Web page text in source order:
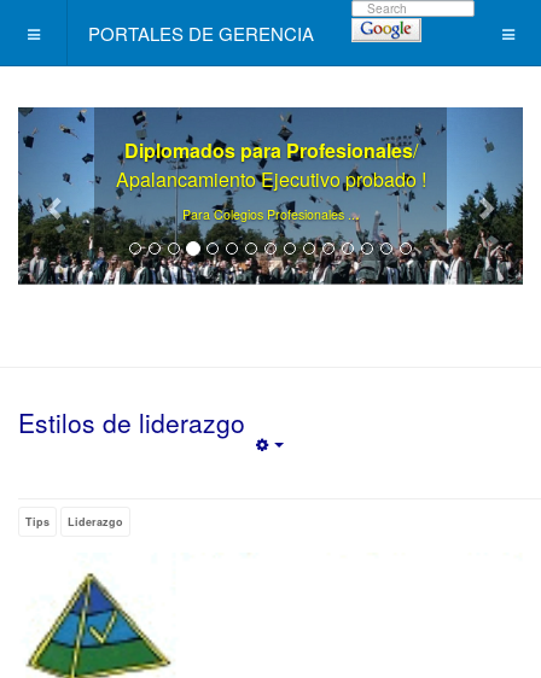
PORTALES DE GERENCIA
Diplomados para Profesionales/
Apalancamiento Ejecutivo probado !
Para Colegios Profesionales ...
Estilos de liderazgo
Tips Liderazgo